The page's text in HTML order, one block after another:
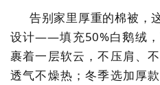
告别家里厚重的棉被，
设计——填充50%白鹅绒
裹着一层软云，不压肩、
透气不燥热；冬季选加厚